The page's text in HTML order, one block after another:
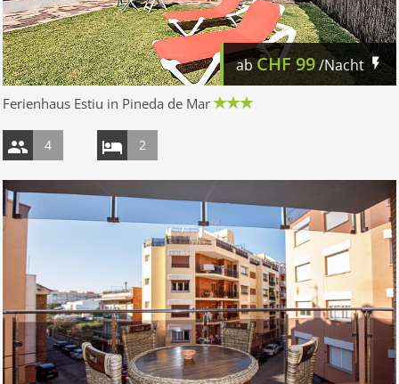
abCHF 99/Nacht
Ferienhaus Estiu in Pineda de Mar
4 2